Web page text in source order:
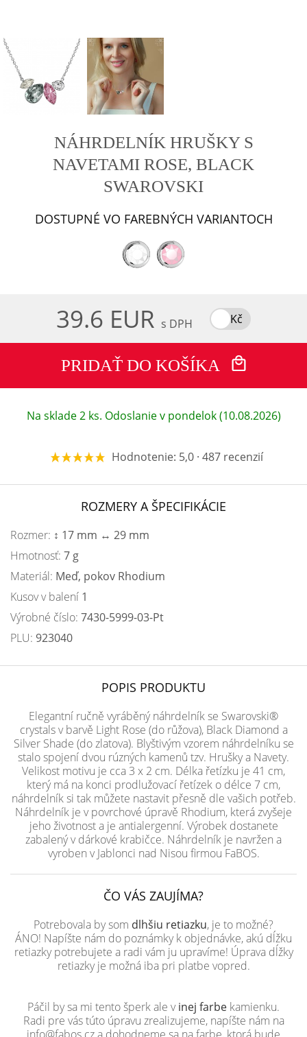
NÁHRDELNÍK HRUŠKY S
NAVETAMI ROSE, BLACK
SWAROVSKI
DOSTUPNÉ VO FAREBNÝCH VARIANTOCH
39.6 EUR s DPH Kč
PRIDAŤ DO KOŠÍKA
Na sklade 2 ks. Odoslanie v pondelok (10.08.2026)
Hodnotenie: 5,0 · 487 recenzií
ROZMERY A ŠPECIFIKÁCIE
Rozmer: ↕ 17 mm ↔ 29 mm
Hmotnosť: 7 g
Materiál: Meď, pokov Rhodium
Kusov v balení 1
Výrobné číslo: 7430-5999-03-Pt
PLU: 923040
POPIS PRODUKTU
Elegantní ručně vyráběný náhrdelník se Swarovski®
crystals v barvě Light Rose (do růžova), Black Diamond a
Silver Shade (do zlatova). Blyštivým vzorem náhrdelníku se
stalo spojení dvou rúzných kamenů tzv. Hrušky a Navety.
Velikost motivu je cca 3 x 2 cm. Délka řetízku je 41 cm,
který má na konci prodlužovací řetízek o délce 7 cm,
náhrdelník si tak můžete nastavit přesně dle vašich potřeb.
Náhrdelník je v povrchové úpravě Rhodium, která zvyšeje
jeho životnost a je antialergenní. Výrobek dostanete
zabalený v dárkové krabičce. Náhrdelník je navržen a
vyroben v Jablonci nad Nisou firmou FaBOS.
ČO VÁS ZAUJÍMA?
Potrebovala by som dlhšiu retiazku, je to možné?
ÁNO! Napíšte nám do poznámky k objednávke, akú dĺžku
retiazky potrebujete a radi vám ju upravíme! Úprava dĺžky
retiazky je možná iba pri platbe vopred.
Páčil by sa mi tento šperk ale vinej farbe kamienku.
Radi pre vás túto úpravu zrealizujeme, napíšte nám na